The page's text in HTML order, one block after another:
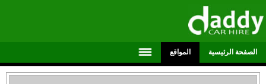
الصفحة الرئيسية المواقع